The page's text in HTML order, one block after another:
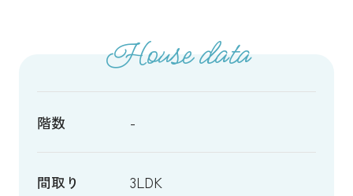
House data
階数 -
間取り 3LDK